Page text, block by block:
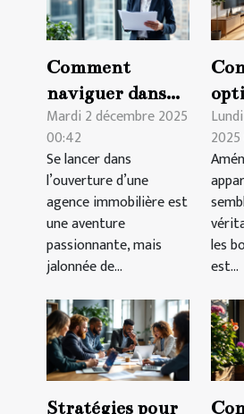
Comment
naviguer dans
les régulations
pour ouvrir une
agence
immobilière ?
Mardi 2 décembre 2025
00:42
Se lancer dans
l’ouverture d’une
agence immobilière est
une aventure
passionnante, mais
jalonnée de...
les
est...
Stratégies pour